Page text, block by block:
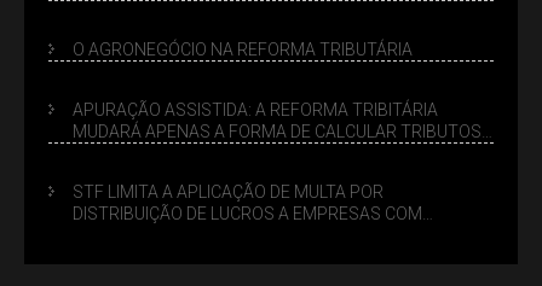
O AGRONEGÓCIO NA REFORMA TRIBUTÁRIA
APURAÇÃO ASSISTIDA: A REFORMA TRIBITÁRIA
MUDARÁ APENAS A FORMA DE CALCULAR TRIBUTOS
STF LIMITA A APLICAÇÃO DE MULTA POR
DISTRIBUIÇÃO DE LUCROS A EMPRESAS COM